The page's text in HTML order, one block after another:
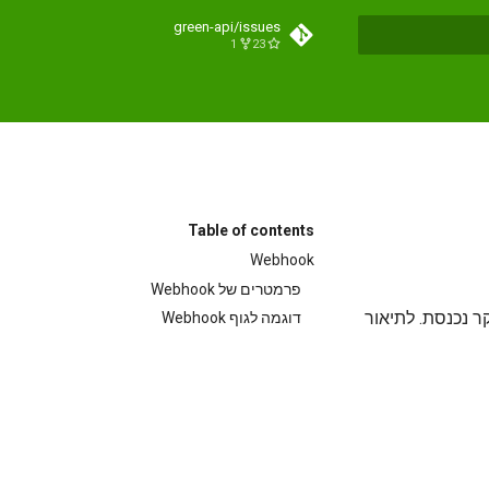
green-api/issues
23
1
Table of contents
Webhook
פרמטרים של Webhook
דוגמה לגוף Webhook
נכנסת. לתיאור